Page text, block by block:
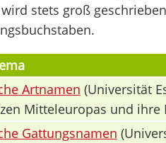
stets groß
Artnamen (Universität
Mitteleuropas und ihre
Gattungsnamen